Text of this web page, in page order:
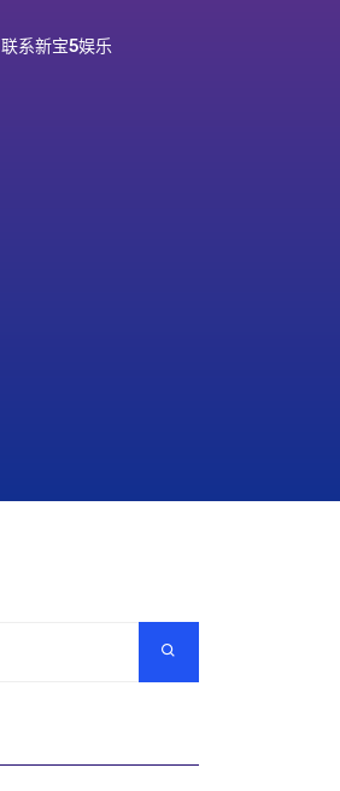
联系新宝5娱乐